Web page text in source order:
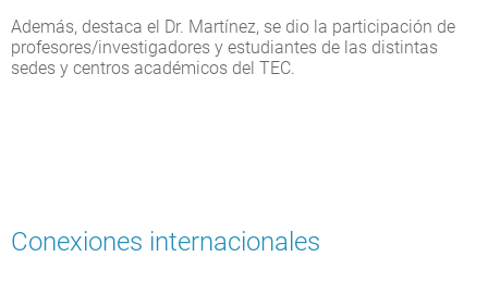
Además, destaca el Dr. Martínez, se dio la participación de
profesores/investigadores y estudiantes de las distintas
sedes y centros académicos del TEC.
Conexiones internacionales